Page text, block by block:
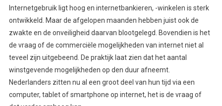
Internetgebruik ligt hoog en internetbankieren, -winkelen is sterk
ontwikkeld. Maar de afgelopen maanden hebben juist ook de
zwakte en de onveiligheid daarvan blootgelegd. Bovendien is het
de vraag of de commerciële mogelijkheden van internet niet al
teveel zijn uitgebeend. De praktijk laat zien dat het aantal
winstgevende mogelijkheden op den duur afneemt.
Nederlanders zitten nu al een groot deel van hun tijd via een
computer, tablet of smartphone op internet, het is de vraag of